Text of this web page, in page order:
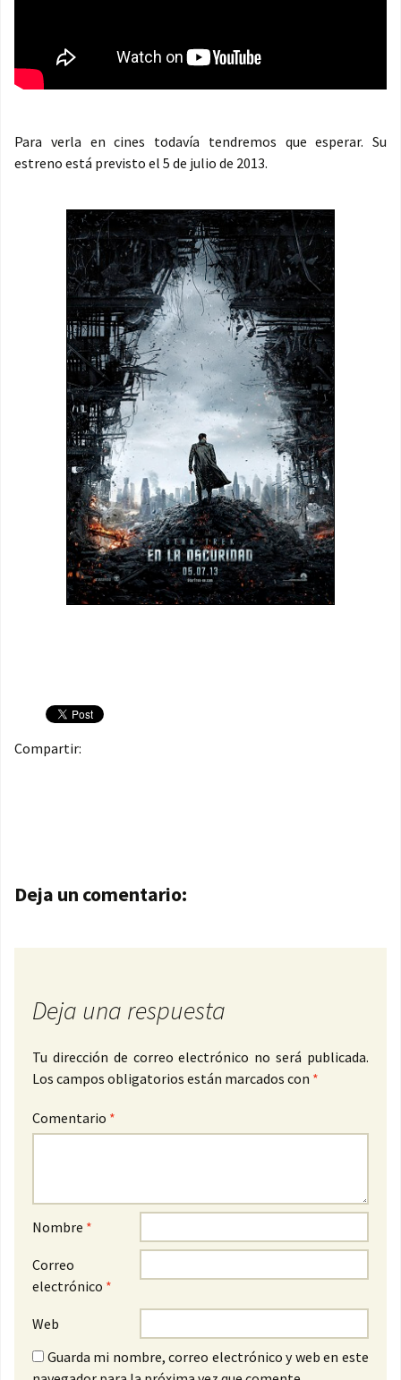
Para verla en cines todavía tendremos que esperar. Su
estreno está previsto el 5 de julio de 2013.
Compartir:
Navegación de entradas
Deja un comentario:
Deja una respuesta
Tu dirección de correo electrónico no será publicada.
Los campos obligatorios están marcados con *
Comentario *
Nombre *
Correo
electrónico *
Web
Guarda mi nombre, correo electrónico y web en este